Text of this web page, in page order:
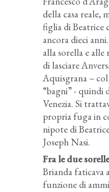
della casa reale,
figlia di Beatrice
ancora dieci
alla sorella e alle
di lasciare
Aquisgrana –
“bagni” - quindi
Venezia. Si
propria fuga in
nipote di
Joseph Nasi.
Fra le due
Brianda faticava
funzione di